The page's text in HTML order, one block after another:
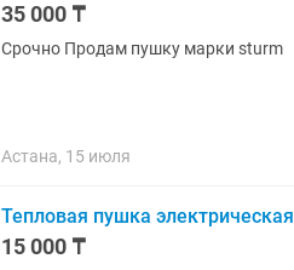
35 000 ₸
Срочно Продам пушку марки sturm
Астана, 15 июля
Тепловая пушка электрическая
15 000 ₸